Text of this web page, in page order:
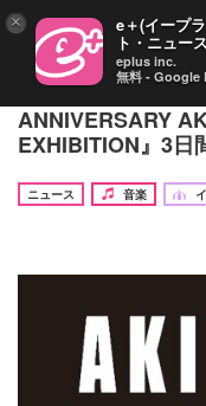
中森明菜をかが
ANNIVERSARY
EXHIBITION』3日
ニュース
音楽
× e＋(イープ
ト・ニュー
eplus inc.
無料 - Google